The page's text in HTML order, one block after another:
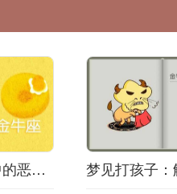
梦境之谜：梦中的恶梦该如何解梦？